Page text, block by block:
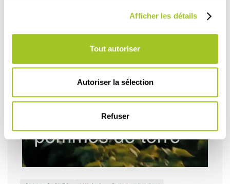
Afficher les détails
Tout autoriser
Autoriser la sélection
Refuser